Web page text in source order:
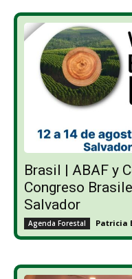
Brasil | ABAF y
Congreso
Salvador
Agenda Forestal Patricia